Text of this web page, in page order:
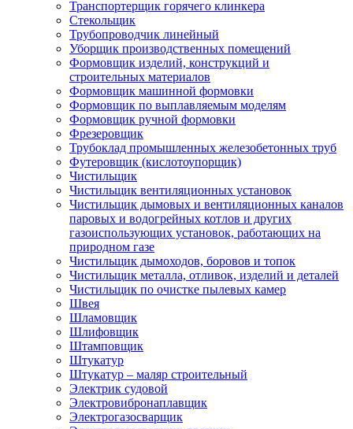
Транспортерщик горячего клинкера
Стекольщик
Трубопроводчик линейный
Уборщик производственных помещений
Формовщик изделий, конструкций и
строительных материалов
Формовщик машинной формовки
Формовщик по выплавляемым моделям
Формовщик ручной формовки
Фрезеровщик
Трубоклад промышленных железобетонных труб
Футеровщик (кислотоупорщик)
Чистильщик
Чистильщик вентиляционных установок
Чистильщик дымовых и вентиляционных каналов
паровых и водогрейных котлов и других
газоиспользующих установок, работающих на
природном газе
Чистильщик дымоходов, боровов и топок
Чистильщик металла, отливок, изделий и деталей
Чистильщик по очистке пылевых камер
Швея
Шламовщик
Шлифовщик
Штамповщик
Штукатур
Штукатур – маляр строительный
Электрик судовой
Электровибронаплавщик
Электрогазосварщик